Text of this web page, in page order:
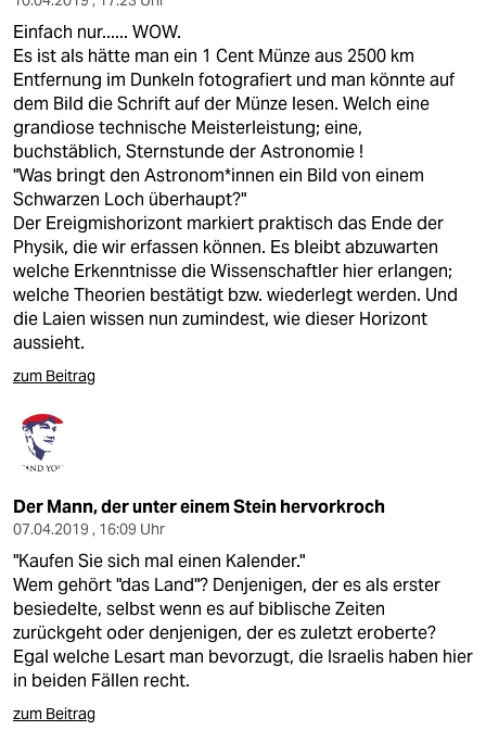
Einfach nur...... WOW.
Es ist als hätte man ein 1 Cent Münze aus 2500 km
Entfernung im Dunkeln fotografiert und man könnte auf
dem Bild die Schrift auf der Münze lesen. Welch eine
grandiose technische Meisterleistung; eine,
buchstäblich, Sternstunde der Astronomie !
"Was bringt den Astronom*innen ein Bild von einem
Schwarzen Loch überhaupt?"
Der Ereigmishorizont markiert praktisch das Ende der
Physik, die wir erfassen können. Es bleibt abzuwarten
welche Erkenntnisse die Wissenschaftler hier erlangen;
welche Theorien bestätigt bzw. wiederlegt werden. Und
die Laien wissen nun zumindest, wie dieser Horizont
aussieht.
zum Beitrag
Der Mann, der unter einem Stein hervorkroch
07.04.2019 , 16:09 Uhr
"Kaufen Sie sich mal einen Kalender."
Wem gehört "das Land"? Denjenigen, der es als erster
besiedelte, selbst wenn es auf biblische Zeiten
zurückgeht oder denjenigen, der es zuletzt eroberte?
Egal welche Lesart man bevorzugt, die Israelis haben hier
in beiden Fällen recht.
zum Beitrag